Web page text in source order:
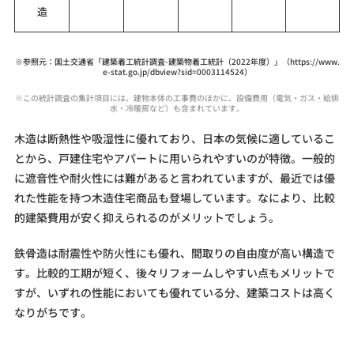
造
※参照元：国土交通省「建築着工統計調査-建築物着工統計（2022年度）」（https://www.
e-stat.go.jp/dbview?sid=0003114524）
※この統計調査の集計項目には、建物本体の工事費のほかに、設備費用（電気・ガス・給排
水・冷暖房など）も含まれています。
木造は断熱性や吸湿性に優れており、日本の気候に適しているこ
とから、戸建住宅やアパートに用いられやすいのが特徴。一般的
に遮音性や耐火性には難があると言われていますが、最近では優
れた性能を持つ木造住宅商品も登場しています。なにより、比較
的建築費用が安く抑えられるのがメリットでしょう。
鉄骨造は耐震性や防火性にも優れ、間取りの自由度が高い構造で
す。比較的工期が短く、後々リフォームしやすい点もメリットで
すが、いずれの性能においても優れている分、建築コストは高く
なりがちです。